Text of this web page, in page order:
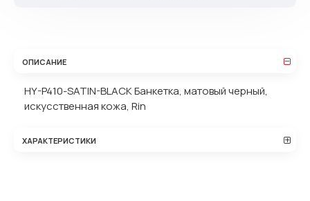
ОПИСАНИЕ
HY-P410-SATIN-BLACK Банкетка, матовый черный,
искусственная кожа, Rin
ХАРАКТЕРИСТИКИ